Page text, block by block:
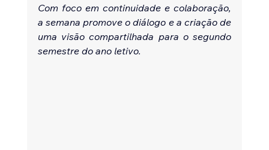
Com foco em continuidade e colaboração,
a semana promove o diálogo e a criação de
uma visão compartilhada para o segundo
semestre do ano letivo.